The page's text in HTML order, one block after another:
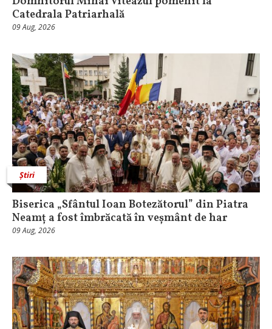
Catedrala Patriarhală
09 Aug, 2026
Știri
Biserica „Sfântul Ioan Botezătorul” din Piatra
Neamț a fost îmbrăcată în veșmânt de har
09 Aug, 2026